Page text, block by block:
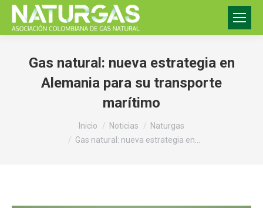
Gas natural: nueva estrategia en
Alemania para su transporte
marítimo
Inicio Noticias
Naturgas
Gas natural: nueva estrategia en…